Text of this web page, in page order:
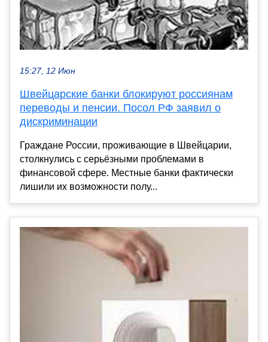
15:27, 12 Июн
Швейцарские банки блокируют россиянам
переводы и пенсии. Посол РФ заявил о
дискриминации
Граждане России, проживающие в Швейцарии,
столкнулись с серьёзными проблемами в
финансовой сфере. Местные банки фактически
лишили их возможности полу...